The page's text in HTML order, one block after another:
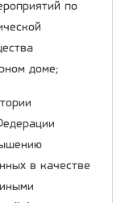
по
доме;
в качестве